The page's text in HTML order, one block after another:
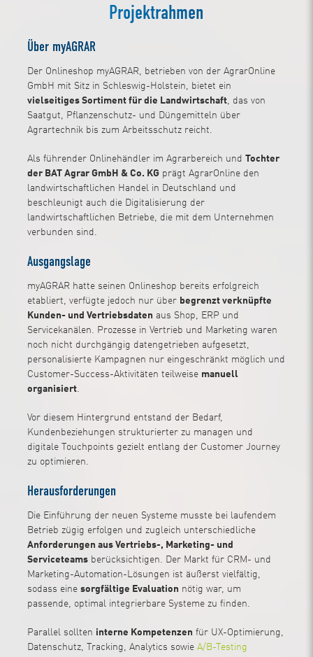
Projektrahmen
Über myAGRAR
Der Onlineshop myAGRAR, betrieben von der AgrarOnline
GmbH mit Sitz in Schleswig-Holstein, bietet ein
vielseitiges Sortiment für die Landwirtschaft, das von
Saatgut, Pflanzenschutz- und Düngemitteln über
Agrartechnik bis zum Arbeitsschutz reicht.
Als führender Onlinehändler im Agrarbereich undTochter
der BAT Agrar GmbH & Co. KG prägt AgrarOnline den
landwirtschaftlichen Handel in Deutschland und
beschleunigt auch die Digitalisierung der
landwirtschaftlichen Betriebe, die mit dem Unternehmen
verbunden sind.
Ausgangslage
myAGRAR hatte seinen Onlineshop bereits erfolgreich
etabliert, verfügte jedoch nur über begrenzt verknüpfte
Kunden- und Vertriebsdaten aus Shop, ERP und
Servicekanälen. Prozesse in Vertrieb und Marketing waren
noch nicht durchgängig datengetrieben aufgesetzt,
personalisierte Kampagnen nur eingeschränkt möglich und
Customer-Success-Aktivitäten teilweise manuell
organisiert.
Vor diesem Hintergrund entstand der Bedarf,
Kundenbeziehungen strukturierter zu managen und
digitale Touchpoints gezielt entlang der Customer Journey
zu optimieren.
Herausforderungen
Die Einführung der neuen Systeme musste bei laufendem
Betrieb zügig erfolgen und zugleich unterschiedliche
Anforderungen aus Vertriebs-, Marketing- und
Serviceteams berücksichtigen. Der Markt für CRM- und
Marketing-Automation-Lösungen ist äußerst vielfältig,
sodass einesorgfältige Evaluation nötig war, um
passende, optimal integrierbare Systeme zu finden.
Parallel sollten interne Kompetenzen für UX-Optimierung,
Datenschutz, Tracking, Analytics sowieA/B-Testing